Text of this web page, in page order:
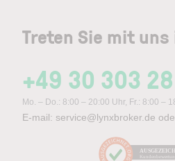
Treten Sie mit
+49 30 303
Mo. – Do.: 8:00 – 20:00 Uhr, Fr.: 8:00 –
E-mail: service@lynxbroker.de